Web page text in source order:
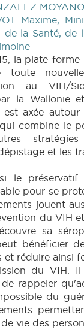
Maxime,
de la Santé, de
la plate-forme
toute
au VIH/
la Wallonie
est axée
combine le
et les
le préservatif
pour se
jouent
du VIH
sa
bénéficier
et réduire ainsi
du VIH.
de rappeler
du
vie des